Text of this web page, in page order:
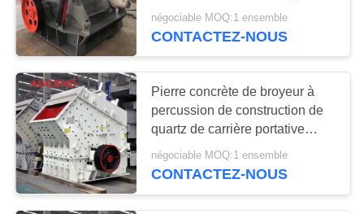
POLITIQUE
DE
CONFIDENTIALITÉ
usine de lavage d'or
broyeur à percussion
négociable MOQ:1 ensemble
CONTACTEZ-NOUS
Pierre concrète de broyeur à
percussion de construction de
quartz de carrière portative
mobile écrasant l'équipement
négociable MOQ:1 ensemble
CONTACTEZ-NOUS